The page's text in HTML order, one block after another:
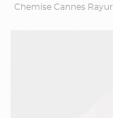
Chemise Cannes